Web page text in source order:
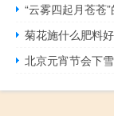
“云雾四起月苍苍
菊花施什么肥料好
北京元宵节会下